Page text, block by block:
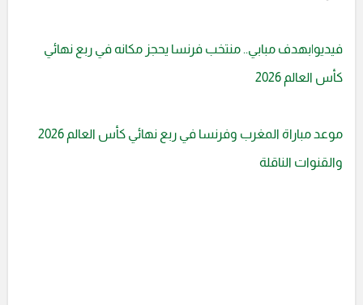
فيديو|بهدف مبابي.. منتخب فرنسا يحجز مكانه في ربع نهائي
كأس العالم 2026
موعد مباراة المغرب وفرنسا في ربع نهائي كأس العالم 2026
والقنوات الناقلة